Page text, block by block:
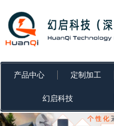
容
产品中心 定制加工
幻启科技